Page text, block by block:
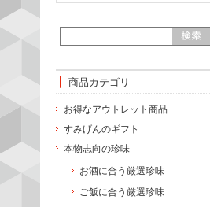
商品カテゴリ
お得なアウトレット商品
すみげんのギフト
本物志向の珍味
お酒に合う厳選珍味
ご飯に合う厳選珍味